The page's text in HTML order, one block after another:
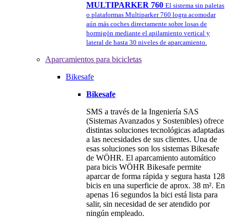
MULTIPARKER 760 El sistema sin paletas
o plataformas Multiparker 760 logra acomodar
aún más coches directamente sobre losas de
hormigón mediante el apilamiento vertical y
lateral de hasta 30 niveles de aparcamiento.
Aparcamientos para bicicletas
Bikesafe
Bikesafe
SMS a través de la Ingeniería SAS
(Sistemas Avanzados y Sostenibles) ofrece
distintas soluciones tecnológicas adaptadas
a las necesidades de sus clientes. Una de
esas soluciones son los sistemas Bikesafe
de WÖHR. El aparcamiento automático
para bicis WÖHR Bikesafe permite
aparcar de forma rápida y segura hasta 128
bicis en una superficie de aprox. 38 m². En
apenas 16 segundos la bici está lista para
salir, sin necesidad de ser atendido por
ningún empleado.